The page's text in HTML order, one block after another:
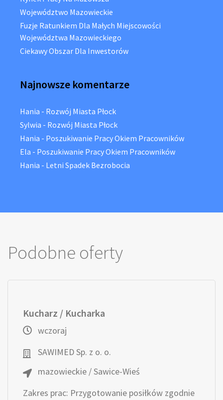
Województwo Mazowieckie
Fuzje Ratunkiem Dla Małych Miejscowości
Województwa Mazowieckiego
Ciekawy Obszar Dla Inwestorów
Najnowsze komentarze
Hania - Rozwój Miasta Płock
Sylwia - Rozwój Miasta Płock
Hania - Poszukiwanie Pracy Okiem Pracowników
Ela - Poszukiwanie Pracy Okiem Pracowników
Hania - Letni Spadek Bezrobocia
Podobne oferty
Kucharz / Kucharka
wczoraj
SAWIMED Sp. z o. o.
mazowieckie / Sawice-Wieś
Zakres prac: Przygotowanie posiłków zgodnie